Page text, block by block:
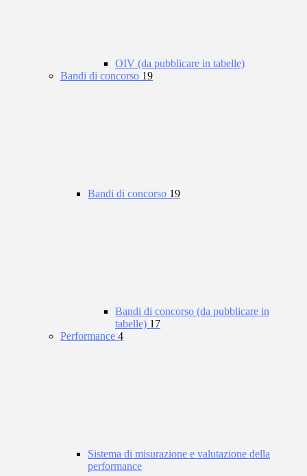
OIV (da pubblicare in tabelle)
Bandi di concorso 19
Bandi di concorso 19
Bandi di concorso (da pubblicare in
tabelle) 17
Performance 4
Sistema di misurazione e valutazione della
performance